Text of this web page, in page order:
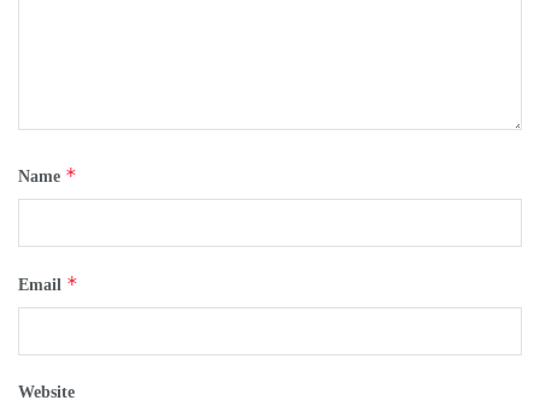
Name *
Email *
Website